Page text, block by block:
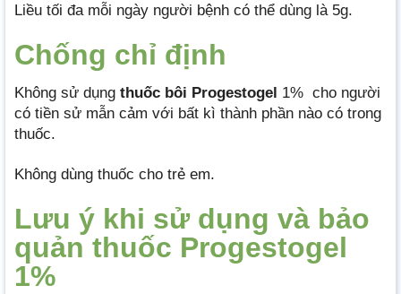
Liều tối đa mỗi ngày người bệnh có thể dùng là 5g.
Chống chỉ định
Không sử dụng thuốc bôi Progestogel 1% cho người
có tiền sử mẫn cảm với bất kì thành phần nào có trong
thuốc.
Không dùng thuốc cho trẻ em.
Lưu ý khi sử dụng và bảo
quản thuốc Progestogel
1%